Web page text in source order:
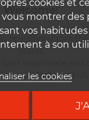
Welcome!
visiting from the
States.
best experience and
our dedicated US
Roue(s) DUKE
MACHINE 36 SLR2
DUKE MADMAX
A partir de : 1247 g
montrer des
vos
à son
les cookies